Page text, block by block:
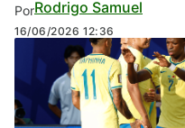
PorRodrigo Samuel
16/06/2026 12:36